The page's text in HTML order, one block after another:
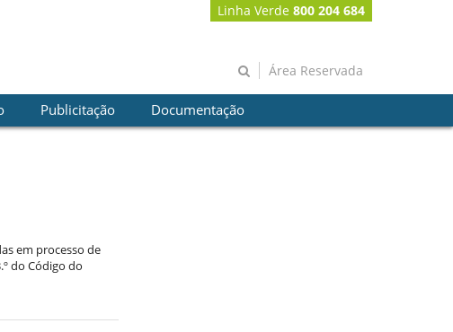
Linha Verde 800 204 684
Área Reservada
Publicitação Documentação
em processo de
do Código do